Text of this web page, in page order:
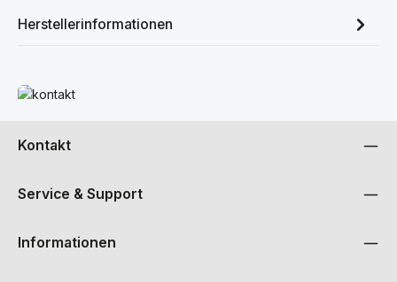
Herstellerinformationen
Mehr erfahren
Kontakt
Service & Support
Informationen